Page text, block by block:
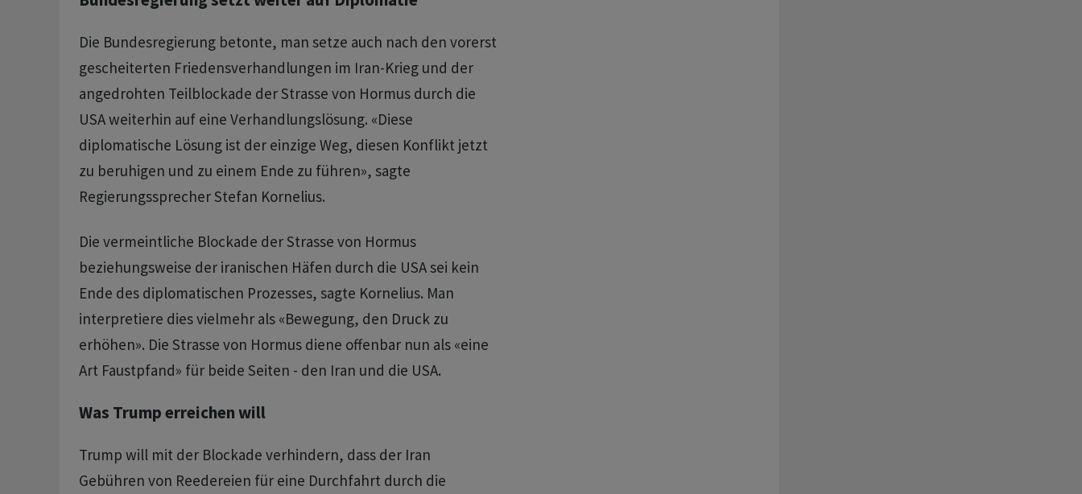
Die Bundesregierung betonte, man setze auch nach den vorerst
gescheiterten Friedensverhandlungen im Iran-Krieg und der
angedrohten Teilblockade der Strasse von Hormus durch die
USA weiterhin auf eine Verhandlungslösung. «Diese
diplomatische Lösung ist der einzige Weg, diesen Konflikt jetzt
zu beruhigen und zu einem Ende zu führen», sagte
Regierungssprecher Stefan Kornelius.
Die vermeintliche Blockade der Strasse von Hormus
beziehungsweise der iranischen Häfen durch die USA sei kein
Ende des diplomatischen Prozesses, sagte Kornelius. Man
interpretiere dies vielmehr als «Bewegung, den Druck zu
erhöhen». Die Strasse von Hormus diene offenbar nun als «eine
Art Faustpfand» für beide Seiten - den Iran und die USA.
Was Trump erreichen will
Trump will mit der Blockade verhindern, dass der Iran
Gebühren von Reedereien für eine Durchfahrt durch die